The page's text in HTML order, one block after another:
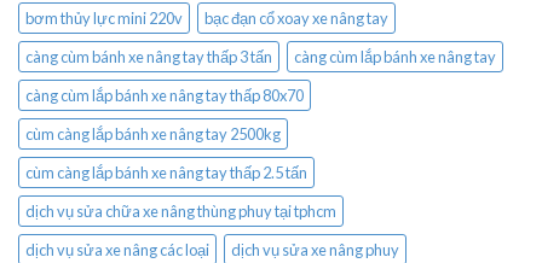
bơm thủy lực mini 220v
bạc đạn cổ xoay xe nâng tay
càng cùm bánh xe nâng tay thấp 3 tấn
càng cùm lắp bánh xe nâng tay
càng cùm lắp bánh xe nâng tay thấp 80x70
cùm càng lắp bánh xe nâng tay 2500kg
cùm càng lắp bánh xe nâng tay thấp 2.5 tấn
dịch vụ sửa chữa xe nâng thùng phuy tại tphcm
dịch vụ sửa xe nâng các loại
dịch vụ sửa xe nâng phuy